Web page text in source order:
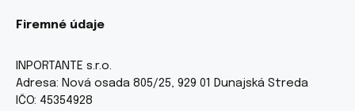
Firemné údaje
INPORTANTE s.r.o.
Adresa: Nová osada 805/25, 929 01 Dunajská Streda
IČO: 45354928